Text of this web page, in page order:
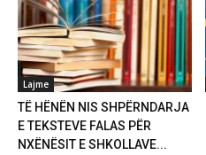
Lajme
TË HËNËN NIS SHPËRNDARJA
E TEKSTEVE FALAS PËR
NXËNËSIT E SHKOLLAVE...